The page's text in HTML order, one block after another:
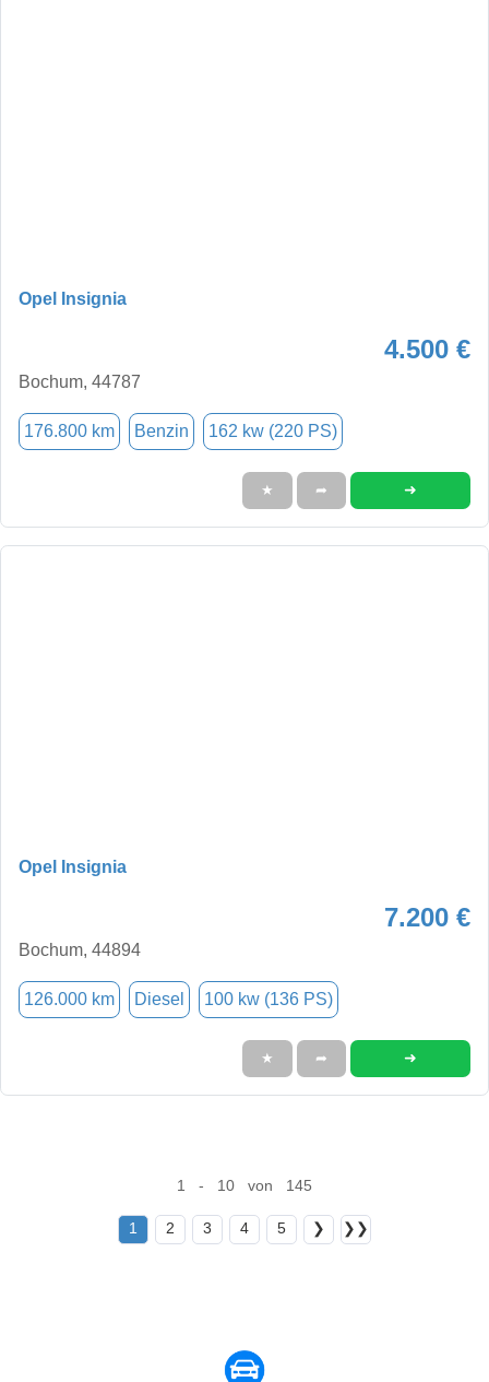
Opel Insignia
4.500 €
Bochum, 44787
176.800 km Benzin 162 kw (220 PS)
★ ➦ ➜
Opel Insignia
7.200 €
Bochum, 44894
126.000 km Diesel 100 kw (136 PS)
★ ➦ ➜
1 - 10 von 145
1 2 3 4 5 ❯ ❯❯